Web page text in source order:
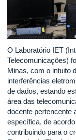
O Laboratório IET
Telecomunicações)
Minas, com o intuito
interferências
de dados, estando
área das
docente pertencente
específica, de
contribuindo para o